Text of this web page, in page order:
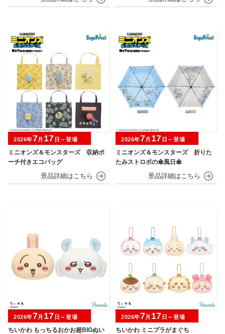
ミニオンズ＆モンスターズ 収納ポ
ーチ付きエコバッグ
2026年7月 17 日～登場
ミニオンズ＆モンスターズ 折りた
たみストロボの傘風日傘
2026年7月 17 日～登場
ちいかわ もっちるおかお超BIGぬい
2026年7月 17 日～登場
ちいかわ ミニプラがまぐち
2026年7月 17 日～登場